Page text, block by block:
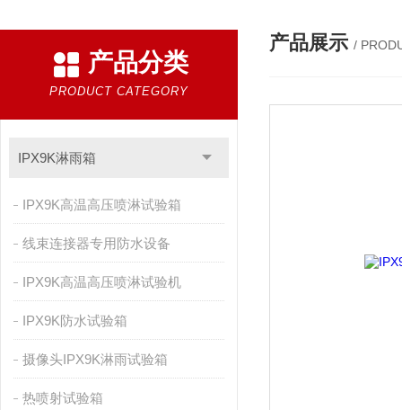
产品分类
PRODUCT CATEGORY
IPX9K淋雨箱
IPX9K高温高压喷淋试验箱
线束连接器专用防水设备
IPX9K高温高压喷淋试验机
IPX9K防水试验箱
摄像头IPX9K淋雨试验箱
热喷射试验箱
产品展示 /